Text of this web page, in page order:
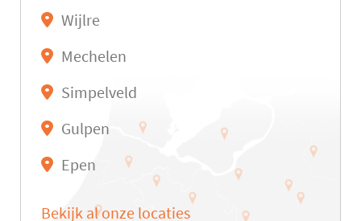
Wijlre
Mechelen
Simpelveld
Gulpen
Epen
Bekijk al onze locaties